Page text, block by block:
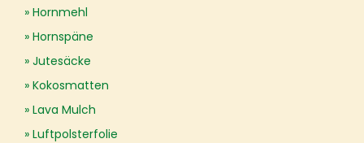
Hornmehl
Hornspäne
Jutesäcke
Kokosmatten
Lava Mulch
Luftpolsterfolie